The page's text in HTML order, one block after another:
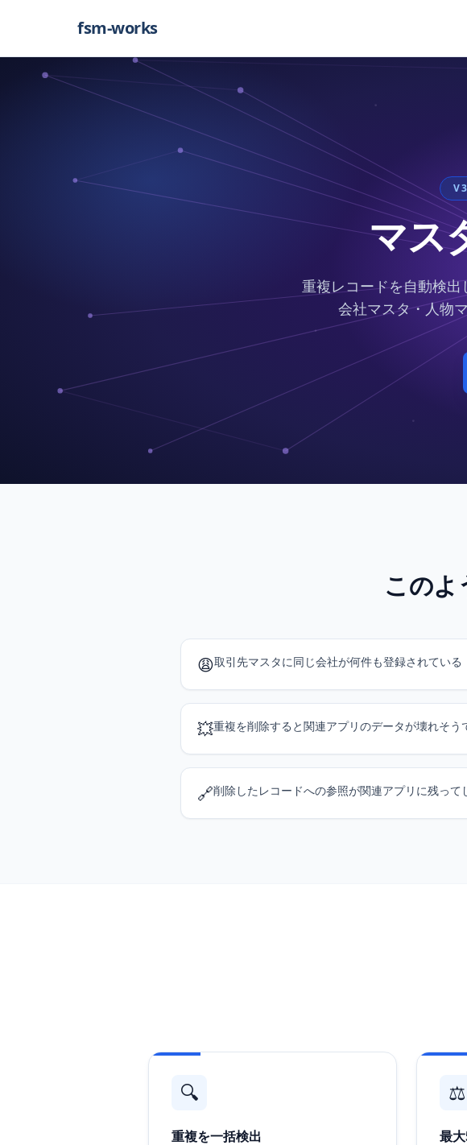
fsm-works
マス
重複レコードを自動検
会社マスタ・人物
このよ
😩取引先マスタに同じ会社が何件も登録されている
💥重複を削除すると関連アプリのデータが壊れそう
🔗削除したレコードへの参照が関連アプリに残って
🔍
重複を一括検出
⚖️
最